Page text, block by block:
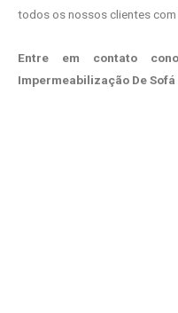
todos os nossos clientes
Entre em contato
Impermeabilização De